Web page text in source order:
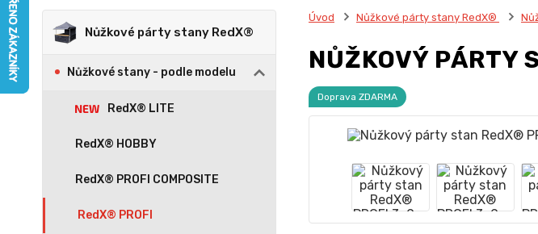
Nůžkové párty stany RedX®
Nůžkové stany - podle modelu
RedX® LITE
RedX® HOBBY
RedX® PROFI COMPOSITE
RedX® PROFI
Úvod Nůžkové párty stany RedX®
NŮŽKOVÝ PÁRTY
Doprava ZDARMA